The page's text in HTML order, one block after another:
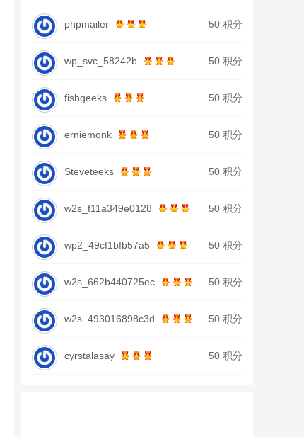
phpmailer 50 积分
wp_svc_58242b 50 积分
fishgeeks 50 积分
erniemonk 50 积分
Steveteeks 50 积分
w2s_f11a349e0128 50 积分
wp2_49cf1bfb57a5 50 积分
w2s_662b440725ec 50 积分
w2s_493016898c3d 50 积分
cyrstalasay 50 积分